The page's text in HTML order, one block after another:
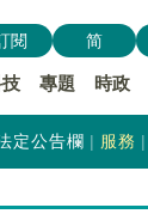
專題 時政
閱 简
定公告欄 服務